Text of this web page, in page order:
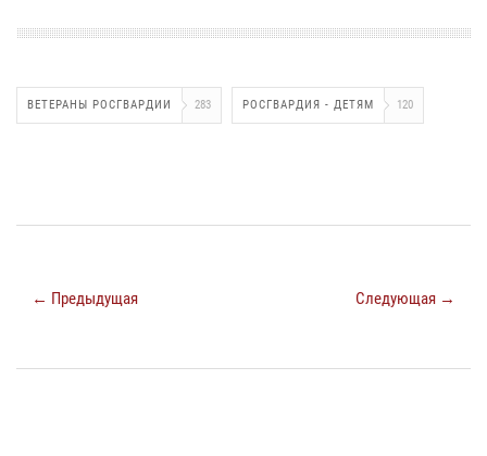
ВЕТЕРАНЫ РОСГВАРДИИ 283 РОСГВАРДИЯ - ДЕТЯМ 120
← Предыдущая Следующая →